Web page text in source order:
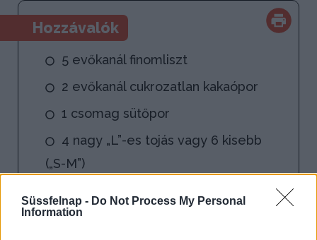
Süssfelnap - Do Not Process My Personal
Information
Hozzávalók
5 evőkanál finomliszt
2 evőkanál cukrozatlan kakaópor
1 csomag sütőpor
4 nagy „L”-es tojás vagy 6 kisebb
(„S-M”)
2 csomag vanillin cukor